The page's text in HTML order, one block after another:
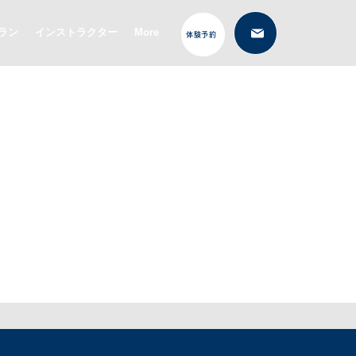
ン インストラクター More 体験予約